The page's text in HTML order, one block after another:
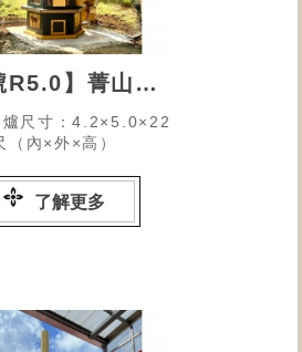
【型號R5.0】菁山玉皇宮
爐尺寸：4.2×5.0×22
（內×外×高）
了解更多